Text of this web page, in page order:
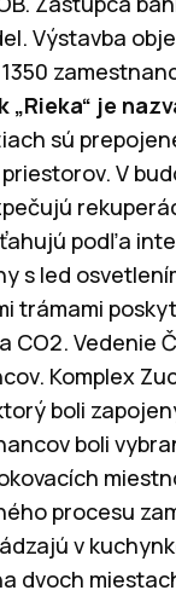
Výstavba
„Rieka“ je
sú
V
podľa
s led
trámami
Vedenie
Komplex
boli
boli
procesu
v
dvoch